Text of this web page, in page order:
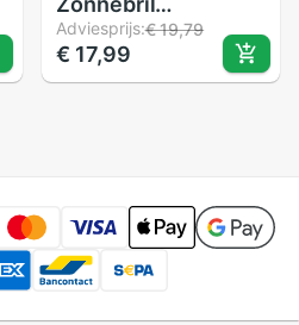
Accessoires Kid Bril
Jongen Meisje Bril
UV400
Adviesprijs:€ 19,79
€ 17,99